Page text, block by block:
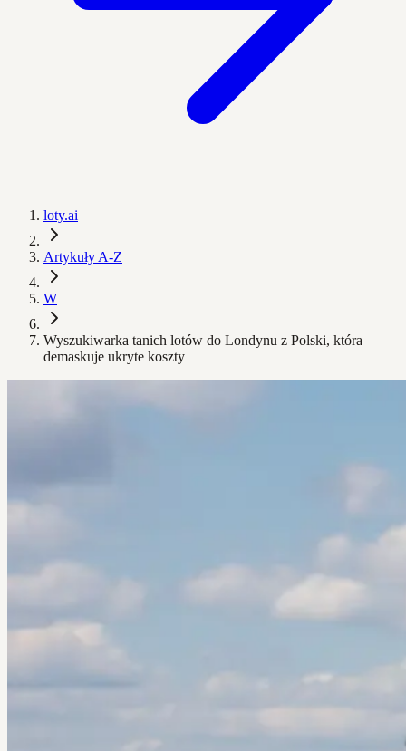
loty.ai
Artykuły A-Z
W
Wyszukiwarka tanich lotów do Londynu z Polski, która
demaskuje ukryte koszty